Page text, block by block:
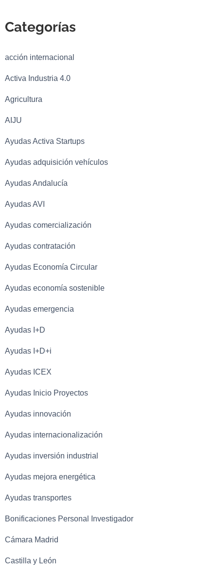
Categorías
acción internacional
Activa Industria 4.0
Agricultura
AIJU
Ayudas Activa Startups
Ayudas adquisición vehículos
Ayudas Andalucía
Ayudas AVI
Ayudas comercialización
Ayudas contratación
Ayudas Economía Circular
Ayudas economía sostenible
Ayudas emergencia
Ayudas I+D
Ayudas I+D+i
Ayudas ICEX
Ayudas Inicio Proyectos
Ayudas innovación
Ayudas internacionalización
Ayudas inversión industrial
Ayudas mejora energética
Ayudas transportes
Bonificaciones Personal Investigador
Cámara Madrid
Castilla y León